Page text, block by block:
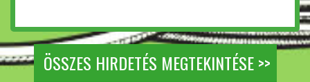
ÖSSZES HIRDETÉS MEGTEKINTÉSE >>